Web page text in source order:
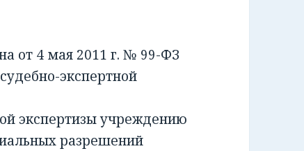
от 4 мая 2011 г. № 99-ФЗ
экспертной
экспертизы учреждению
разрешений